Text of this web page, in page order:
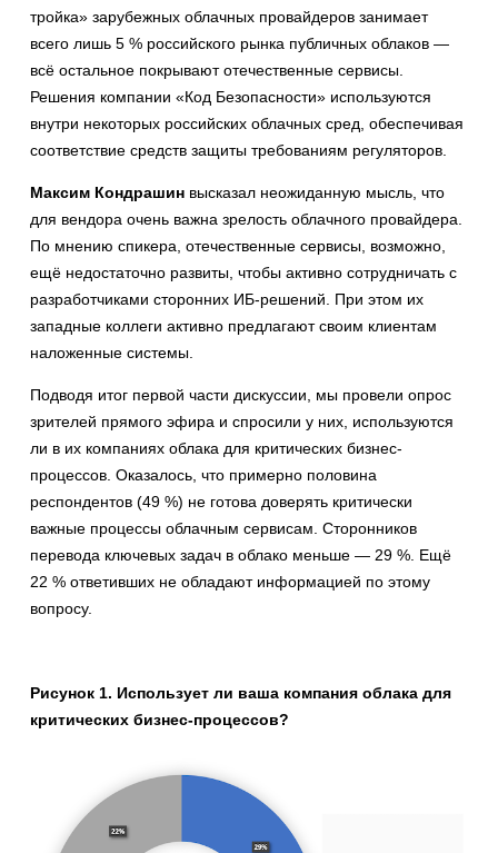
тройка» зарубежных облачных провайдеров занимает
всего лишь 5 % российского рынка публичных облаков —
всё остальное покрывают отечественные сервисы.
Решения компании «Код Безопасности» используются
внутри некоторых российских облачных сред, обеспечивая
соответствие средств защиты требованиям регуляторов.
Максим Кондрашин высказал неожиданную мысль, что
для вендора очень важна зрелость облачного провайдера.
По мнению спикера, отечественные сервисы, возможно,
ещё недостаточно развиты, чтобы активно сотрудничать с
разработчиками сторонних ИБ-решений. При этом их
западные коллеги активно предлагают своим клиентам
наложенные системы.
Подводя итог первой части дискуссии, мы провели опрос
зрителей прямого эфира и спросили у них, используются
ли в их компаниях облака для критических бизнес-
процессов. Оказалось, что примерно половина
респондентов (49 %) не готова доверять критически
важные процессы облачным сервисам. Сторонников
перевода ключевых задач в облако меньше — 29 %. Ещё
22 % ответивших не обладают информацией по этому
вопросу.
Рисунок 1. Использует ли ваша компания облака для
критических бизнес-процессов?